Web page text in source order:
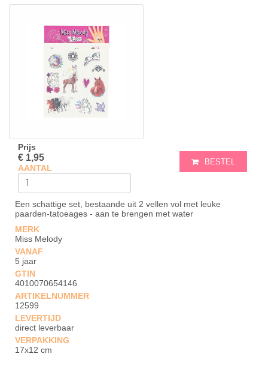
Prijs
€ 1,95
AANTAL
BESTEL
Een schattige set, bestaande uit 2 vellen vol met leuke
paarden-tatoeages - aan te brengen met water
MERK
Miss Melody
VANAF
5 jaar
GTIN
4010070654146
ARTIKELNUMMER
12599
LEVERTIJD
direct leverbaar
VERPAKKING
17x12 cm